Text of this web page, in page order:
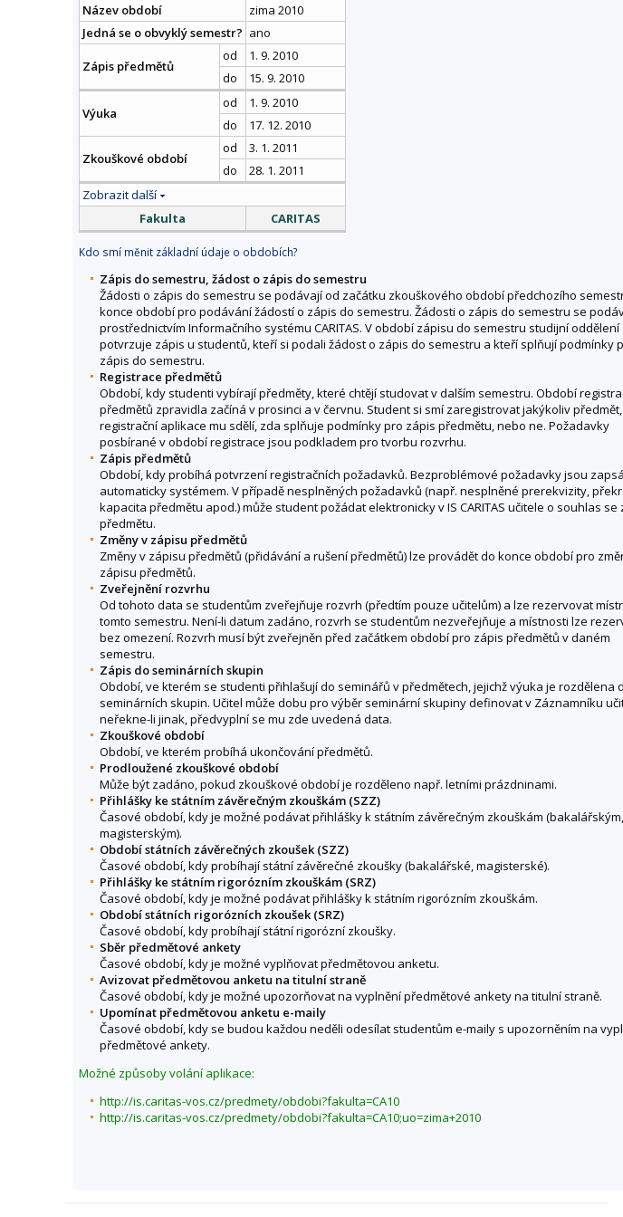
Název období
zima 2010
Jedná se o obvyklý semestr? ano
Zápis předmětů
od
1. 9. 2010
do
15. 9. 2010
Výuka
od
1. 9. 2010
do
17. 12. 2010
Zkouškové období
od
3. 1. 2011
do
28. 1. 2011
Zobrazit další
Fakulta
CARITAS
Kdo smí měnit základní údaje o obdobích?
Zápis do semestru, žádost o zápis do semestru
Žádosti o zápis do semestru se podávají od začátku zkouškového období předchozího
konce období pro podávání žádostí o zápis do semestru. Žádosti o zápis do semestru se
prostřednictvím Informačního systému CARITAS. V období zápisu do semestru studijní oddělení
potvrzuje zápis u studentů, kteří si podali žádost o zápis do semestru a kteří splňují podmínky
zápis do semestru.
Registrace předmětů
Období, kdy studenti vybírají předměty, které chtějí studovat v dalším semestru. Období
předmětů zpravidla začíná v prosinci a v červnu. Student si smí zaregistrovat jakýkoliv předmět,
registrační aplikace mu sdělí, zda splňuje podmínky pro zápis předmětu, nebo ne. Požadavky
posbírané v období registrace jsou podkladem pro tvorbu rozvrhu.
Zápis předmětů
Období, kdy probíhá potvrzení registračních požadavků. Bezproblémové požadavky jsou
automaticky systémem. V případě nesplněných požadavků (např. nesplněné prerekvizity,
kapacita předmětu apod.) může student požádat elektronicky v IS CARITAS učitele o souhlas se
předmětu.
Změny v zápisu předmětů
Změny v zápisu předmětů (přidávání a rušení předmětů) lze provádět do konce období pro
zápisu předmětů.
Zveřejnění rozvrhu
Od tohoto data se studentům zveřejňuje rozvrh (předtím pouze učitelům) a lze rezervovat
tomto semestru. Není-li datum zadáno, rozvrh se studentům nezveřejňuje a místnosti lze
bez omezení. Rozvrh musí být zveřejněn před začátkem období pro zápis předmětů v daném
semestru.
Zápis do seminárních skupin
Období, ve kterém se studenti přihlašují do seminářů v předmětech, jejichž výuka je rozdělena
seminárních skupin. Učitel může dobu pro výběr seminární skupiny definovat v Záznamníku
neřekne-li jinak, předvyplní se mu zde uvedená data.
Zkouškové období
Období, ve kterém probíhá ukončování předmětů.
Prodloužené zkouškové období
Může být zadáno, pokud zkouškové období je rozděleno např. letními prázdninami.
Přihlášky ke státním závěrečným zkouškám (SZZ)
Časové období, kdy je možné podávat přihlášky k státním závěrečným zkouškám (bakalářským,
magisterským).
Období státních závěrečných zkoušek (SZZ)
Časové období, kdy probíhají státní závěrečné zkoušky (bakalářské, magisterské).
Přihlášky ke státním rigorózním zkouškám (SRZ)
Časové období, kdy je možné podávat přihlášky k státním rigorózním zkouškám.
Období státních rigorózních zkoušek (SRZ)
Časové období, kdy probíhají státní rigorózní zkoušky.
Sběr předmětové ankety
Časové období, kdy je možné vyplňovat předmětovou anketu.
Avizovat předmětovou anketu na titulní straně
Časové období, kdy je možné upozorňovat na vyplnění předmětové ankety na titulní straně.
Upomínat předmětovou anketu e-maily
Časové období, kdy se budou každou neděli odesílat studentům e-maily s upozorněním na
předmětové ankety.
Možné způsoby volání aplikace:
http://is.caritas-vos.cz/predmety/obdobi?fakulta=CA10
http://is.caritas-vos.cz/predmety/obdobi?fakulta=CA10;uo=zima+2010